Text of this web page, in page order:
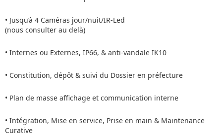
• Jusqu‘à 4 Caméras jour/nuit/IR-Led
(nous consulter au delà)
• Internes ou Externes, IP66, & anti-vandale IK10
• Constitution, dépôt & suivi du Dossier en préfecture
• Plan de masse affichage et communication interne
• Intégration, Mise en service, Prise en main & Maintenance
Curative